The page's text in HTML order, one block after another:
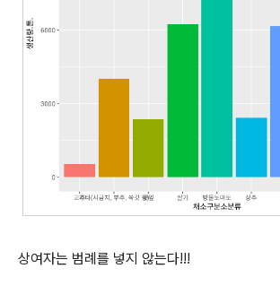
상여자는 범례를 넣지 않는다!!!